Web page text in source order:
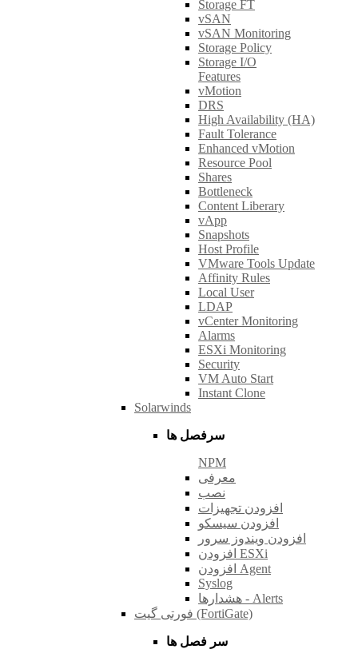
Storage FT
vSAN
vSAN Monitoring
Storage Policy
Storage I/O
Features
vMotion
DRS
High Availability (HA)
Fault Tolerance
Enhanced vMotion
Resource Pool
Shares
Bottleneck
Content Liberary
vApp
Snapshots
Host Profile
VMware Tools Update
Affinity Rules
Local User
LDAP
vCenter Monitoring
Alarms
ESXi Monitoring
Security
VM Auto Start
Instant Clone
Solarwinds
سرفصل ها
NPM
معرفی
نصب
افزودن تجهیزات
افزودن سیسکو
افزودن ویندوز سرور
افزودن ESXi
افزودن Agent
Syslog
هشدارها - Alerts
فورتی گیت (FortiGate)
سر فصل ها